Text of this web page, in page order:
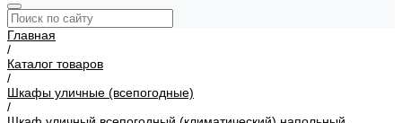
Главная
/
Каталог товаров
/
Шкафы уличные (всепогодные)
/